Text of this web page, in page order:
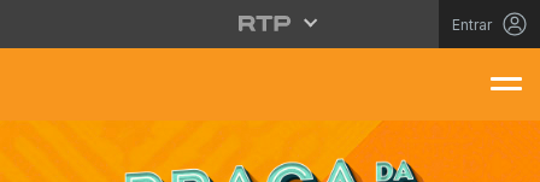
Saltar para o conteúdo principal
Entrar